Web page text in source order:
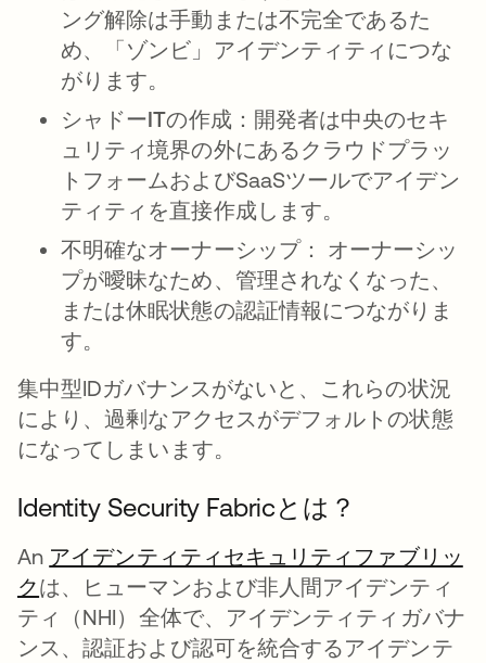
ング解除は手動または不完全であるた
め、「ゾンビ」アイデンティティにつな
がります。
シャドーITの作成： 開発者は中央のセキ
ュリティ境界の外にあるクラウドプラッ
トフォームおよびSaaSツールでアイデン
ティティを直接作成します。
不明確なオーナーシップ：
オーナーシッ
プが曖昧なため、管理されなくなった、
または休眠状態の認証情報につながりま
す。
集中型IDガバナンスがないと、これらの状況
により、過剰なアクセスがデフォルトの状態
になってしまいます。
Identity Security Fabricとは？
An アイデンティティセキュリティファブリッ
クは、ヒューマンおよび非人間アイデンティ
ティ（NHI）全体で、アイデンティティガバナ
ンス、認証および認可を統合するアイデンテ